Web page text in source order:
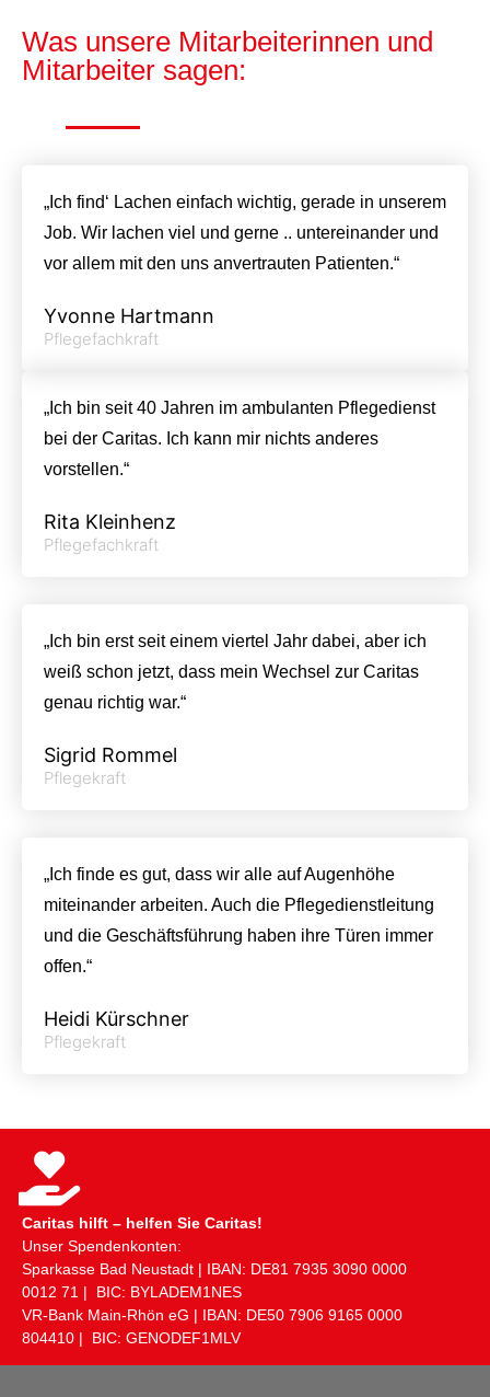
Was unsere Mitarbeiterinnen und
Mitarbeiter sagen:
„Ich find‘ Lachen einfach wichtig, gerade in unserem
Job. Wir lachen viel und gerne .. untereinander und
vor allem mit den uns anvertrauten Patienten.“
Yvonne Hartmann
Pflegefachkraft
„Ich bin seit 40 Jahren im ambulanten Pflegedienst
bei der Caritas. Ich kann mir nichts anderes
vorstellen.“
Rita Kleinhenz
Pflegefachkraft
„Ich bin erst seit einem viertel Jahr dabei, aber ich
weiß schon jetzt, dass mein Wechsel zur Caritas
genau richtig war.“
Sigrid Rommel
Pflegekraft
„Ich finde es gut, dass wir alle auf Augenhöhe
miteinander arbeiten. Auch die Pflegedienstleitung
und die Geschäftsführung haben ihre Türen immer
offen.“
Heidi Kürschner
Pflegekraft
Caritas hilft – helfen Sie Caritas!
Unser Spendenkonten:
Sparkasse Bad Neustadt | IBAN: DE81 ​7935 ​3090 ​0000 ​
0012 ​71 | BIC: BYLADEM1NES
VR-Bank Main-Rhön eG | IBAN: DE50 ​7906 ​9165 ​0000 ​
804410 | BIC: GENODEF1MLV